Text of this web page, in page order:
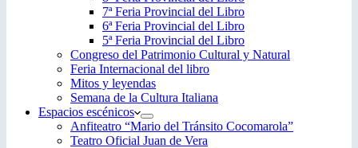
7ª Feria Provincial del Libro
6ª Feria Provincial del Libro
5ª Feria Provincial del Libro
Congreso del Patrimonio Cultural y Natural
Feria Internacional del libro
Mitos y leyendas
Semana de la Cultura Italiana
Espacios escénicos
Anfiteatro “Mario del Tránsito Cocomarola”
Teatro Oficial Juan de Vera